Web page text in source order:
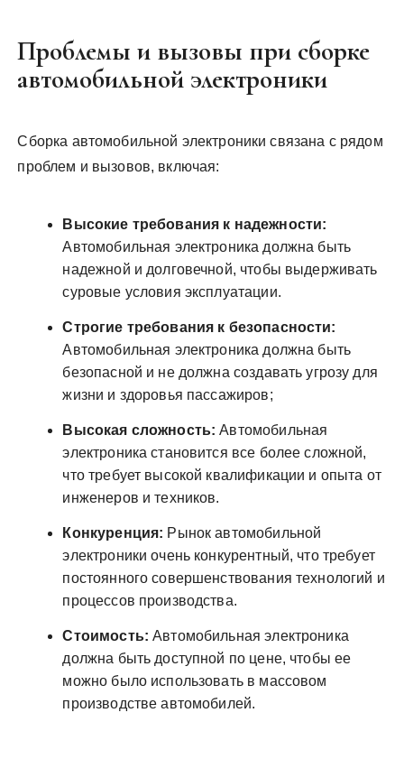
Проблемы и вызовы при сборке
автомобильной электроники
Сборка автомобильной электроники связана с рядом
проблем и вызовов, включая:
Высокие требования к надежности:
Автомобильная электроника должна быть
надежной и долговечной, чтобы выдерживать
суровые условия эксплуатации.
Строгие требования к безопасности:
Автомобильная электроника должна быть
безопасной и не должна создавать угрозу для
жизни и здоровья пассажиров;
Высокая сложность: Автомобильная
электроника становится все более сложной,
что требует высокой квалификации и опыта от
инженеров и техников.
Конкуренция: Рынок автомобильной
электроники очень конкурентный, что требует
постоянного совершенствования технологий и
процессов производства.
Стоимость: Автомобильная электроника
должна быть доступной по цене, чтобы ее
можно было использовать в массовом
производстве автомобилей.